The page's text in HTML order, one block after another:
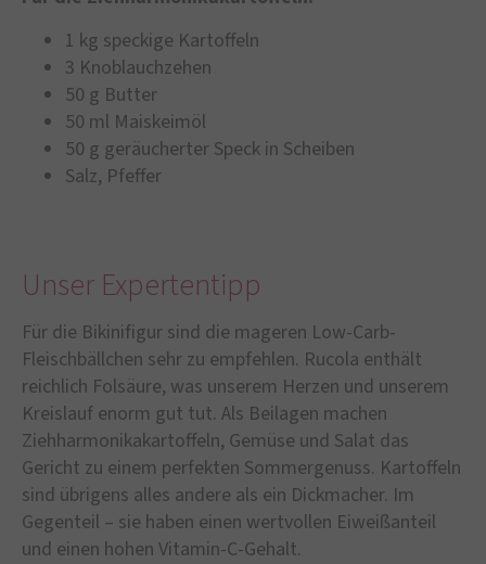
1 kg speckige Kartoffeln
3 Knoblauchzehen
50 g Butter
50 ml Maiskeimöl
50 g geräucherter Speck in Scheiben
Salz, Pfeffer
Unser Expertentipp
Für die Bikinifigur sind die mageren Low-Carb-
Fleischbällchen sehr zu empfehlen. Rucola enthält
reichlich Folsäure, was unserem Herzen und unserem
Kreislauf enorm gut tut. Als Beilagen machen
Ziehharmonikakartoffeln, Gemüse und Salat das
Gericht zu einem perfekten Sommergenuss. Kartoffeln
sind übrigens alles andere als ein Dickmacher. Im
Gegenteil – sie haben einen wertvollen Eiweißanteil
und einen hohen Vitamin-C-Gehalt.